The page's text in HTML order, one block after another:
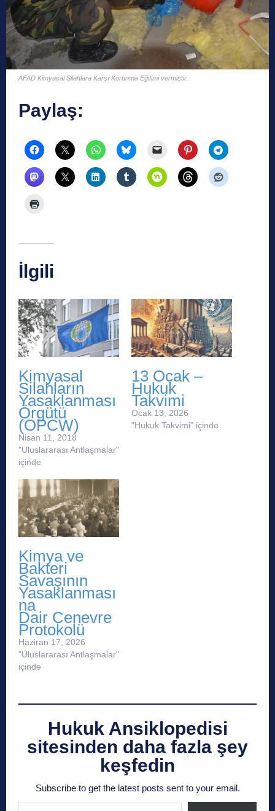
AFAD Kimyasal Silahlara Karşı Korunma Eğitimi vermiştir.
Paylaş:
İlgili
Kimyasal
Silahların
Yasaklanması
Örgütü
(OPCW)
Nisan 11, 2018
"Uluslararası Antlaşmalar"
içinde
13 Ocak –
Hukuk
Takvimi
Ocak 13, 2026
"Hukuk Takvimi" içinde
Kimya ve
Bakteri
Savaşının
Yasaklanması
na
Dair Cenevre
Protokolü
Haziran 17, 2026
"Uluslararası Antlaşmalar"
içinde
Hukuk Ansiklopedisi
sitesinden daha fazla şey
keşfedin
Subscribe to get the latest posts sent to your email.
E-postanızı yazın…